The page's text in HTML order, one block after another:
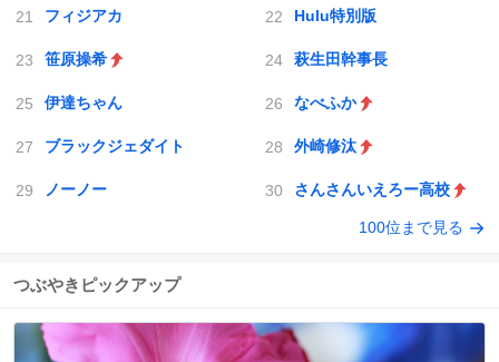
フィジアカ Hulu特別版
笹原操希 萩生田幹事長
伊達ちゃん なべふか
ブラックジェダイト 外崎修汰
ノーノー さんさんいえろー高校
100位まで見る
つぶやきピックアップ